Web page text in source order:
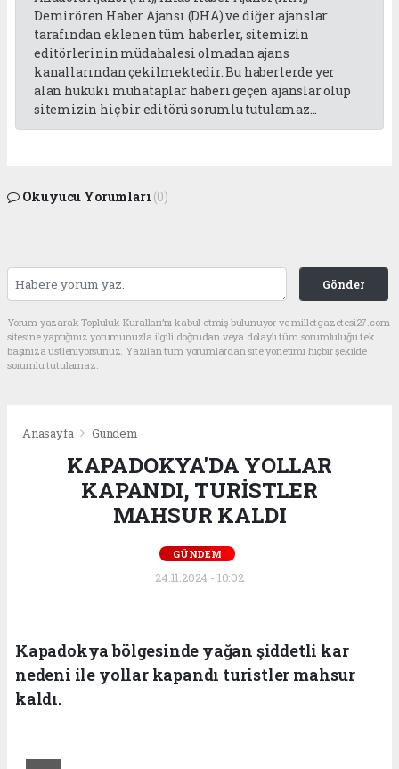
Demirören Haber Ajansı (DHA) ve diğer ajanslar
tarafından eklenen tüm haberler, sitemizin
editörlerinin müdahalesi olmadan ajans
kanallarından çekilmektedir. Bu haberlerde yer
alan hukuki muhataplar haberi geçen ajanslar olup
sitemizin hiç bir editörü sorumlu tutulamaz...
Okuyucu Yorumları (0)
Gönder
Yorum yazarak Topluluk Kuralları’nı kabul etmiş bulunuyor ve milletgazetesi27.com
sitesine yaptığınız yorumunuzla ilgili doğrudan veya dolaylı tüm sorumluluğu tek
başınıza üstleniyorsunuz. Yazılan tüm yorumlardan site yönetimi hiçbir şekilde
sorumlu tutulamaz.
Anasayfa Gündem
KAPADOKYA'DA YOLLAR
KAPANDI, TURİSTLER
MAHSUR KALDI
GÜNDEM
24.11.2024 - 10:02
Kapadokya bölgesinde yağan şiddetli kar
nedeni ile yollar kapandı turistler mahsur
kaldı.